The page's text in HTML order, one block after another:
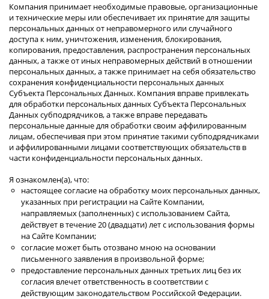
Компания принимает необходимые правовые, организационные
и технические меры или обеспечивает их принятие для защиты
персональных данных от неправомерного или случайного
доступа к ним, уничтожения, изменения, блокирования,
копирования, предоставления, распространения персональных
данных, а также от иных неправомерных действий в отношении
персональных данных, а также принимает на себя обязательство
сохранения конфиденциальности персональных данных
Субъекта Персональных Данных. Компания вправе привлекать
для обработки персональных данных Субъекта Персональных
Данных субподрядчиков, а также вправе передавать
персональные данные для обработки своим аффилированным
лицам, обеспечивая при этом принятие такими субподрядчиками
и аффилированными лицами соответствующих обязательств в
части конфиденциальности персональных данных.
Я ознакомлен(а), что:
настоящее согласие на обработку моих персональных данных,
указанных при регистрации на Сайте Компании,
направляемых (заполненных) с использованием Cайта,
действует в течение 20 (двадцати) лет с использования формы
на Cайте Компании;
согласие может быть отозвано мною на основании
письменного заявления в произвольной форме;
предоставление персональных данных третьих лиц без их
согласия влечет ответственность в соответствии с
действующим законодательством Российской Федерации.